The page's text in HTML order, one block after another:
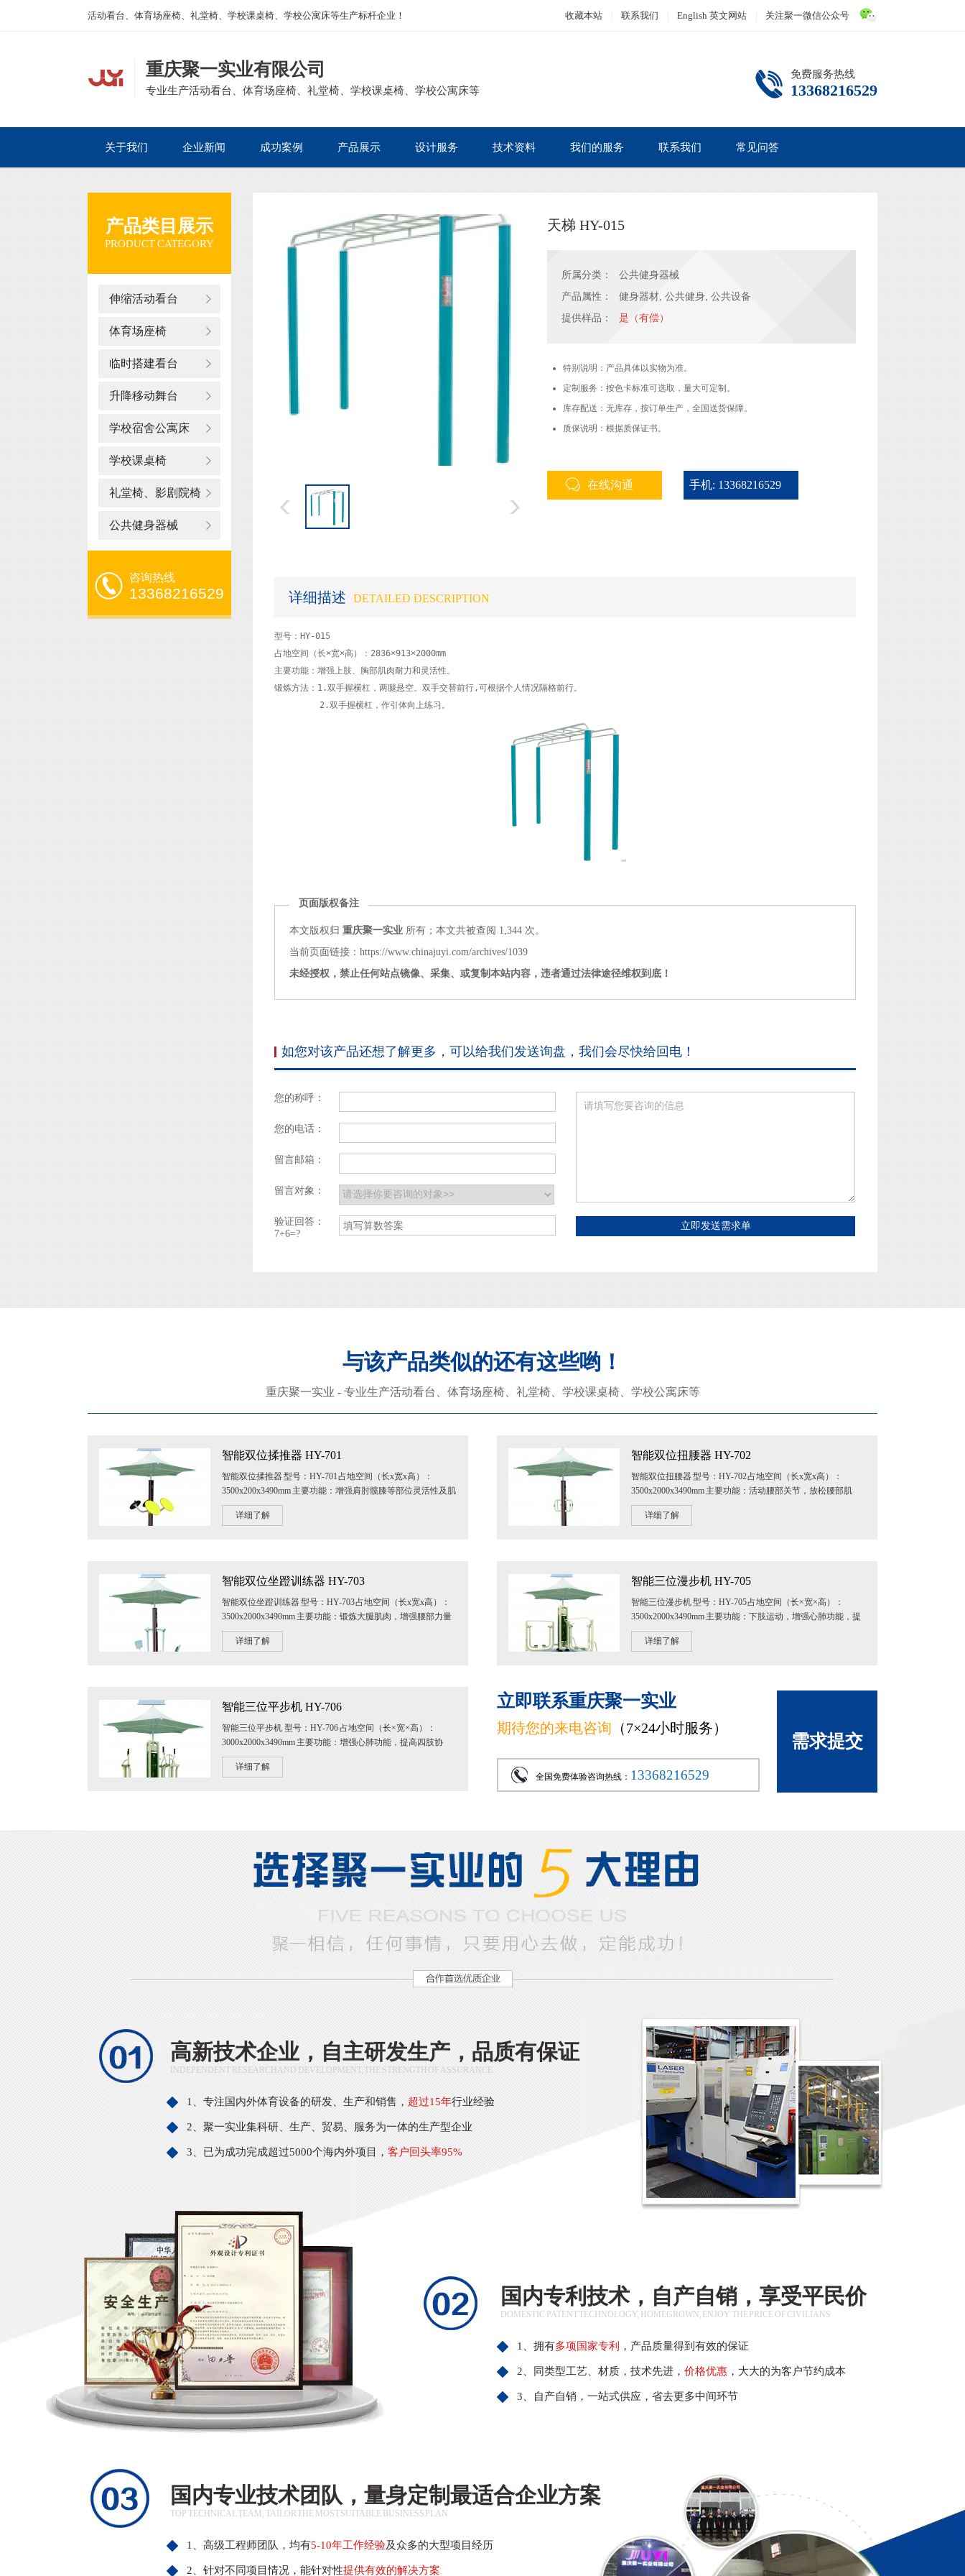
活动看台、体育场座椅、礼堂椅、学校课桌椅、学校公寓床等生产标杆企业！ 收藏本站 联系我们 English 英文网站 关注聚一微信公众号
重庆聚一实业有限公司
专业生产活动看台、体育场座椅、礼堂椅、学校课桌椅、学校公寓床等
免费服务热线
13368216529
关于我们 企业新闻 成功案例 产品展示 设计服务 技术资料 我们的服务 联系我们 常见问答
产品类目展示
PRODUCT CATEGORY
伸缩活动看台
体育场座椅
临时搭建看台
升降移动舞台
学校宿舍公寓床
学校课桌椅
礼堂椅、影剧院椅
公共健身器械
咨询热线
13368216529
天梯 HY-015
所属分类：
公共健身器械
产品属性：
健身器材, 公共健身, 公共设备
提供样品：
是（有偿）
特别说明：产品具体以实物为准。
定制服务：按色卡标准可选取，量大可定制。
库存配送：无库存，按订单生产，全国送货保障。
质保说明：根据质保证书。
在线沟通 手机: 13368216529
详细描述 DETAILED DESCRIPTION
型号：HY-015
占地空间（长×宽×高）：2836×913×2000mm
主要功能：增强上肢、胸部肌肉耐力和灵活性。
锻炼方法：1.双手握横杠，两腿悬空。双手交替前行,可根据个人情况隔格前行。
         2.双手握横杠，作引体向上练习。
页面版权备注
本文版权归 重庆聚一实业 所有；本文共被查阅 1,344 次。
当前页面链接：https://www.chinajuyi.com/archives/1039
未经授权，禁止任何站点镜像、采集、或复制本站内容，违者通过法律途径维权到底！
如您对该产品还想了解更多，可以给我们发送询盘，我们会尽快给回电！
您的称呼：
您的电话：
留言邮箱：
留言对象：
验证回答：
7+6=?
立即发送需求单
与该产品类似的还有这些哟！
重庆聚一实业 - 专业生产活动看台、体育场座椅、礼堂椅、学校课桌椅、学校公寓床等
智能双位揉推器 HY-701
智能双位揉推器 型号：HY-701 占地空间（长x宽x高）：
3500x200x3490mm 主要功能：增强肩肘髋膝等部位灵活性及肌
肉的柔韧性，促进身体血液循环，促进新陈代...
详细了解
智能双位扭腰器 HY-702
智能双位扭腰器 型号：HY-702 占地空间（长x宽x高）：
3500x2000x3490mm 主要功能：活动腰部关节，放松腰部肌
肉，增强腰，髋部的灵活性及柔韧性。 ...
详细了解
智能双位坐蹬训练器 HY-703
智能双位坐蹬训练器 型号：HY-703 占地空间（长x宽x高）：
3500x2000x3490mm 主要功能：锻炼大腿肌肉，增强腰部力量
及腿部关节灵活性。 锻炼方法...
详细了解
智能三位漫步机 HY-705
智能三位漫步机 型号：HY-705 占地空间（长×宽×高）：
3500x2000x3490mm 主要功能：下肢运动，增强心肺功能，提
高心血管耐力、下肢的柔韧性及灵活性...
详细了解
智能三位平步机 HY-706
智能三位平步机 型号：HY-706 占地空间（长×宽×高）：
3000x2000x3490mm 主要功能：增强心肺功能，提高四肢协
调，平衡能力。 锻炼方法：双手紧握...
详细了解
立即联系重庆聚一实业
期待您的来电咨询 （7×24小时服务）
全国免费体验咨询热线： 13368216529
需求提交
高新技术企业，自主研发生产，品质有保证
INDEPENDENT RESEARCH AND DEVELOPMENT, THE STRENGTH OF ASSURANCE
1、专注国内外体育设备的研发、生产和销售，超过15年行业经验
2、聚一实业集科研、生产、贸易、服务为一体的生产型企业
3、已为成功完成超过5000个海内外项目，客户回头率95%
国内专利技术，自产自销，享受平民价
DOMESTIC PATENT TECHNOLOGY, HOMEGROWN, ENJOY THE PRICE OF CIVILIANS
1、拥有多项国家专利 ，产品质量得到有效的保证
2、同类型工艺、材质，技术先进， 价格优惠 ，大大的为客户节约成本
3、自产自销，一站式供应，省去更多中间环节
国内专业技术团队，量身定制最适合企业方案
TOP TECHNICAL TEAM, TAILOR THE MOST SUITABLE BUSINESS PLAN
1、高级工程师团队，均有5-10年工作经验及众多的大型项目经历
2、针对不同项目情况，能针对性提供有效的解决方案